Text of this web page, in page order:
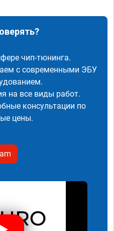
чип-тюнинга.
с современными ЭБУ
на все виды работ.
консультации по
цены.